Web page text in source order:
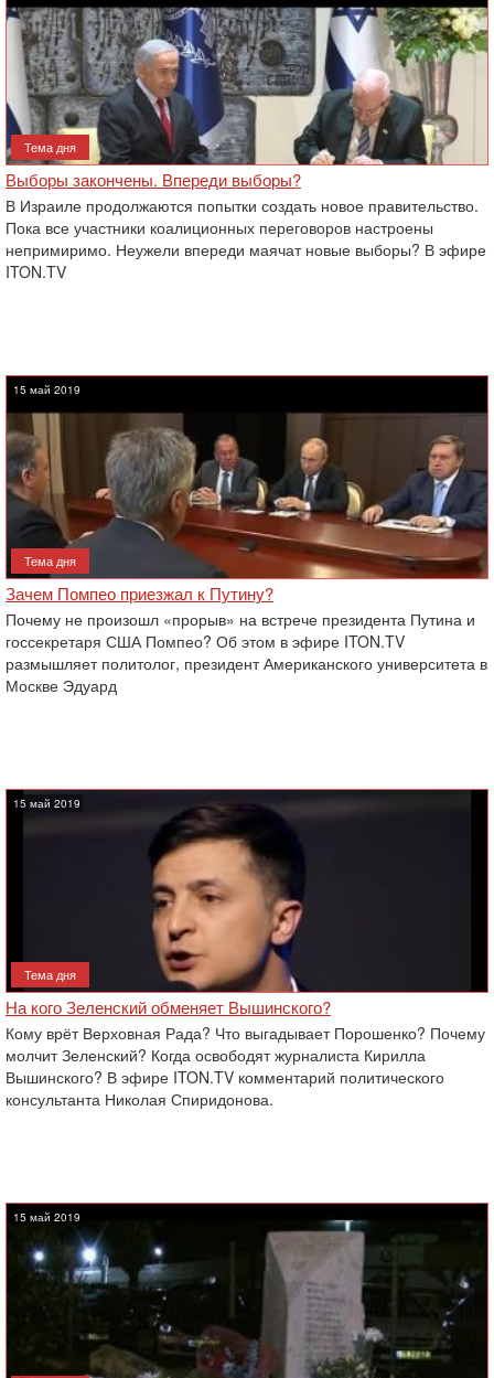
Тема дня
Выборы закончены. Впереди выборы?‎
В Израиле продолжаются попытки создать новое правительство.
Пока все участники коалиционных переговоров ‎настроены
непримиримо. Неужели впереди маячат новые выборы? В эфире
ITON.TV
15 май 2019
Тема дня
Зачем Помпео приезжал к Путину?
Почему не произошл «прорыв» на встрече президента Путина и
госсекретаря США Помпео? Об этом в эфире ITON.TV
размышляет политолог, президент Американского университета в
Москве Эдуард
15 май 2019
Тема дня
На кого Зеленский обменяет Вышинского?
Кому врёт Верховная Рада? Что выгадывает Порошенко? Почему
молчит Зеленский? Когда освободят журналиста Кирилла
Вышинского? В эфире ITON.TV комментарий политического
консультанта Николая Спиридонова.
15 май 2019